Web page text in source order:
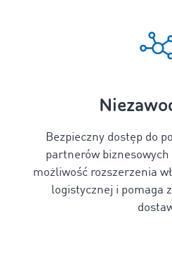
Bezpieczny dostęp do
partnerów biznesowych
możliwość rozszerzenia
logistycznej i pomaga